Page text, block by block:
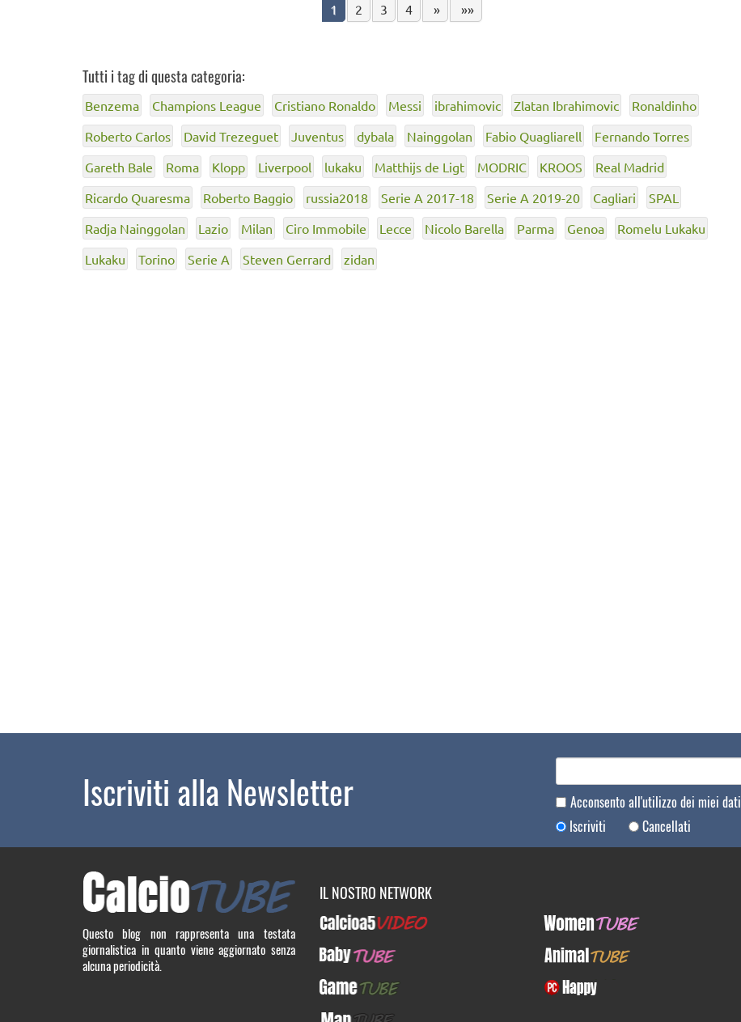
1 2 3 4 » »»
Tutti i tag di questa categoria:
Benzema Champions League Cristiano Ronaldo Messi ibrahimovic Zlatan Ibrahimovic
Ronaldinho
Roberto Carlos
David Trezeguet Juventus dybala Nainggolan Fabio Quagliarell
Fernando Torres
Gareth Bale
Roma Klopp Liverpool lukaku Matthijs de Ligt MODRIC KROOS
Real Madrid
Ricardo Quaresma
Roberto Baggio russia2018 Serie A 2017-18 Serie A 2019-20 Cagliari
SPAL
Radja Nainggolan
Lazio Milan Ciro Immobile Lecce Nicolo Barella Parma Genoa
Romelu Lukaku
Lukaku
Torino Serie A Steven Gerrard zidan
Iscriviti alla Newsletter Acconsento all'utilizzo dei miei dati
Iscriviti
Cancellati
Questo blog non rappresenta una testata
giornalistica in quanto viene aggiornato senza
alcuna periodicità.
IL NOSTRO NETWORK
Calcioa5Video
WomenTUBE
BabyTUBE
AnimalTUBE
GameTUBE
PcHappy